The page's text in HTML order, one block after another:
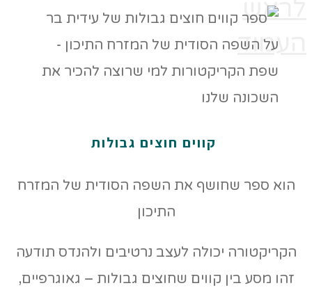
לראש
העמוד
קווים חוצים גבולות
הוא ספר שחושף את השפה הסודית של המזרח
התיכון
הקריקטורה יכולה לעצב נרטיבים ולהנדס תודעה
זהו מסע בין קווים שחוצים גבולות – גאוגרפיים,